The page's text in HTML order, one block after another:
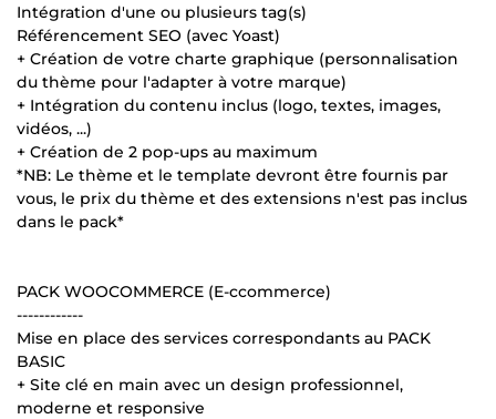
Intégration d'une ou plusieurs tag(s)
Référencement SEO (avec Yoast)
+ Création de votre charte graphique (personnalisation
du thème pour l'adapter à votre marque)
+ Intégration du contenu inclus (logo, textes, images,
vidéos, ...)
+ Création de 2 pop-ups au maximum
*NB: Le thème et le template devront être fournis par
vous, le prix du thème et des extensions n'est pas inclus
dans le pack*
PACK WOOCOMMERCE (E-ccommerce)
------------
Mise en place des services correspondants au PACK
BASIC
+ Site clé en main avec un design professionnel,
moderne et responsive